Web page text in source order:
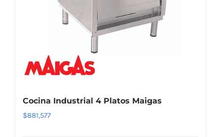
Cocina Industrial 4 Platos Maigas
$881,577